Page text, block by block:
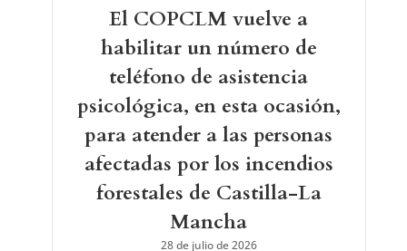
El COPCLM vuelve a
habilitar un número de
teléfono de asistencia
psicológica, en esta ocasión,
para atender a las personas
afectadas por los incendios
forestales de Castilla-La
Mancha
28 de julio de 2026